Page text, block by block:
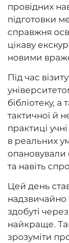
провідних
підготовки
справжня
цікаву
новими
Під час
бібліотеку, а
тактичної й
практиці
в реальних
опановували
та навіть
Цей день
здобуті
найкраще.
зрозуміти